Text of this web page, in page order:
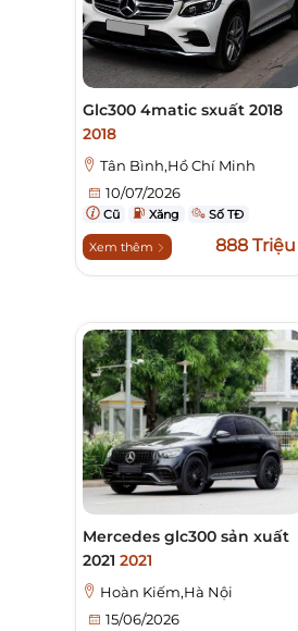
Glc300 4matic sxuất 2018
2018
Tân Bình,Hồ Chí Minh
10/07/2026
Cũ Xăng Số TĐ
Xem thêm 888 Triệu
Mercedes glc300 sản xuất
2021 2021
Hoàn Kiếm,Hà Nội
15/06/2026